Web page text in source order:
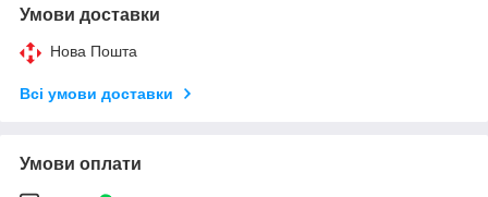
Умови доставки
Нова Пошта
Всі умови доставки
Умови оплати